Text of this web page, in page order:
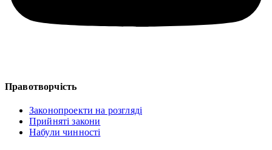
Правотворчість
Законопроекти на розгляді
Прийняті закони
Набули чинності